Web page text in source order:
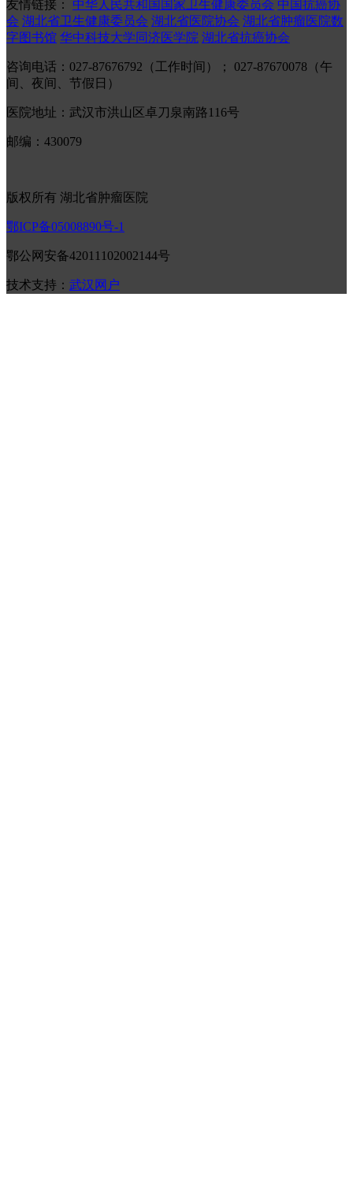
友情链接： 中华人民共和国国家卫生健康委员会 中国抗癌协
会 湖北省卫生健康委员会 湖北省医院协会 湖北省肿瘤医院数
字图书馆 华中科技大学同济医学院 湖北省抗癌协会
咨询电话：027-87676792（工作时间）； 027-87670078（午
间、夜间、节假日）
医院地址：武汉市洪山区卓刀泉南路116号
邮编：430079
版权所有 湖北省肿瘤医院
鄂ICP备05008890号-1
鄂公网安备42011102002144号
技术支持： 武汉网户